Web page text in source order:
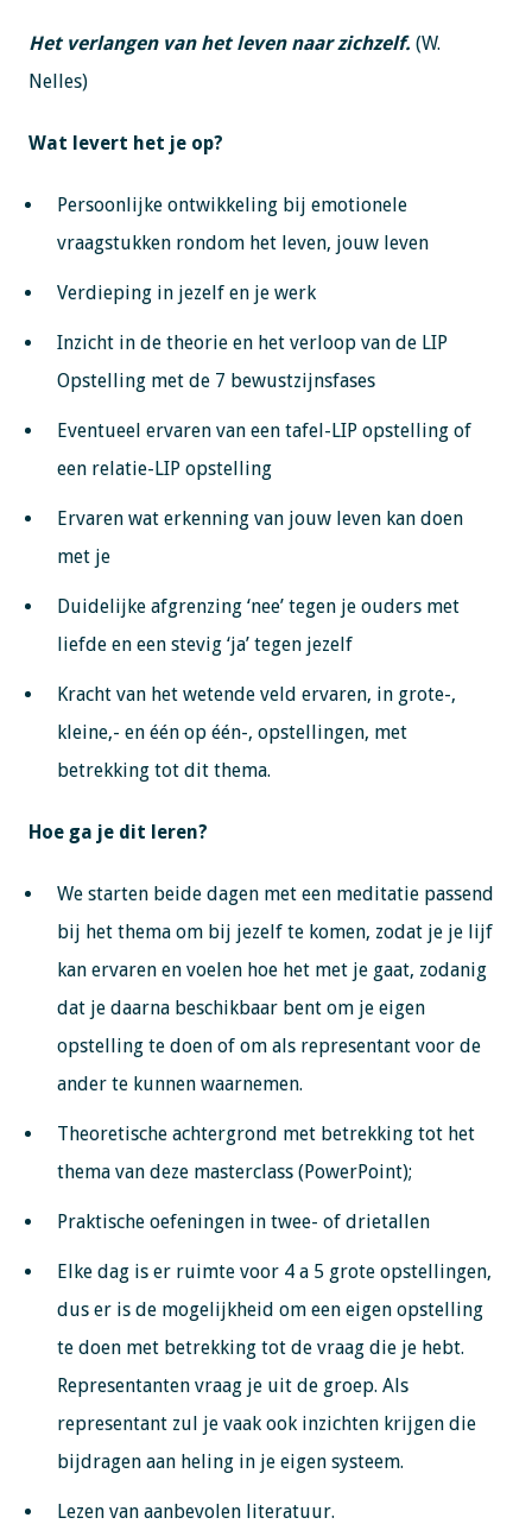
Het verlangen van het leven naar zichzelf. (W.
Nelles)
Wat levert het je op?
Persoonlijke ontwikkeling bij emotionele
vraagstukken rondom het leven, jouw leven
Verdieping in jezelf en je werk
Inzicht in de theorie en het verloop van de LIP
Opstelling met de 7 bewustzijnsfases
Eventueel ervaren van een tafel-LIP opstelling of
een relatie-LIP opstelling
Ervaren wat erkenning van jouw leven kan doen
met je
Duidelijke afgrenzing ‘nee’ tegen je ouders met
liefde en een stevig ‘ja’ tegen jezelf
Kracht van het wetende veld ervaren, in grote-,
kleine,- en één op één-, opstellingen, met
betrekking tot dit thema.
Hoe ga je dit leren?
We starten beide dagen met een meditatie passend
bij het thema om bij jezelf te komen, zodat je je lijf
kan ervaren en voelen hoe het met je gaat, zodanig
dat je daarna beschikbaar bent om je eigen
opstelling te doen of om als representant voor de
ander te kunnen waarnemen.
Theoretische achtergrond met betrekking tot het
thema van deze masterclass (PowerPoint);
Praktische oefeningen in twee- of drietallen
Elke dag is er ruimte voor 4 a 5 grote opstellingen,
dus er is de mogelijkheid om een eigen opstelling
te doen met betrekking tot de vraag die je hebt.
Representanten vraag je uit de groep. Als
representant zul je vaak ook inzichten krijgen die
bijdragen aan heling in je eigen systeem.
Lezen van aanbevolen literatuur.